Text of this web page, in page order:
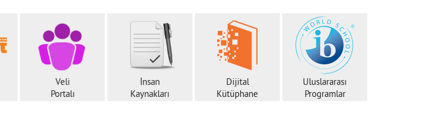
Veli
Portalı
İnsan
Kaynakları
Dijital
Kütüphane
Uluslararası
Programlar